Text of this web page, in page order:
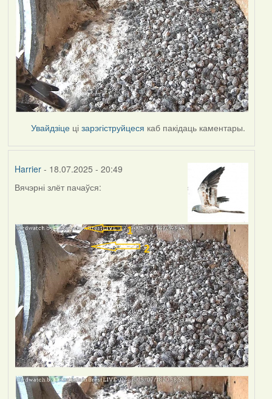
Увайдзіце цізарэгіструйцеся каб пакідаць каментары.
Harrier- 18.07.2025 - 20:49
Вячэрні злёт пачаўся: